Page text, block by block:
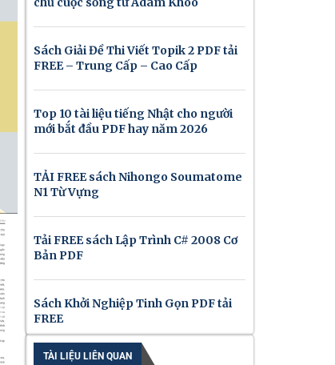
Sách Giải Đề Thi Viết Topik 2 PDF tải
FREE – Trung Cấp – Cao Cấp
Top 10 tài liệu tiếng Nhật cho người
mới bắt đầu PDF hay năm 2026
TẢI FREE sách Nihongo Soumatome
N1 Từ Vựng
Tải FREE sách Lập Trình C# 2008 Cơ
Bản PDF
Sách Khởi Nghiệp Tinh Gọn PDF tải
FREE
TÀI LIỆU LIÊN QUAN